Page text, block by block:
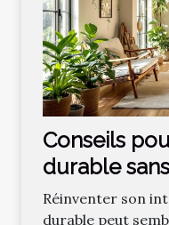
Conseils
durable
Réinventer son
durable peut